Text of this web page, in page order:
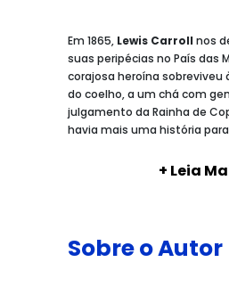
Em 1865, Lewis Carroll nos
suas peripécias no País das
corajosa heroína sobreviveu
do coelho, a um chá com
julgamento da Rainha de
havia mais uma história
+ Leia
Sobre o Autor